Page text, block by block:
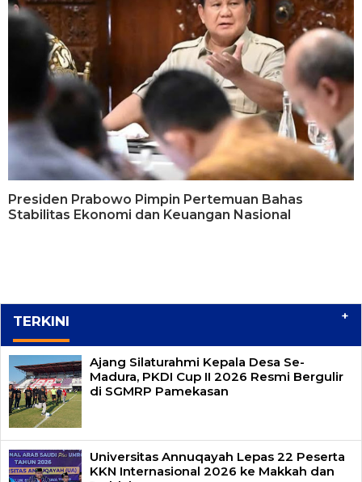
Presiden Prabowo Pimpin Pertemuan Bahas
Stabilitas Ekonomi dan Keuangan Nasional
TERKINI +
Ajang Silaturahmi Kepala Desa Se-
Madura, PKDI Cup II 2026 Resmi Bergulir
di SGMRP Pamekasan
Universitas Annuqayah Lepas 22 Peserta
KKN Internasional 2026 ke Makkah dan